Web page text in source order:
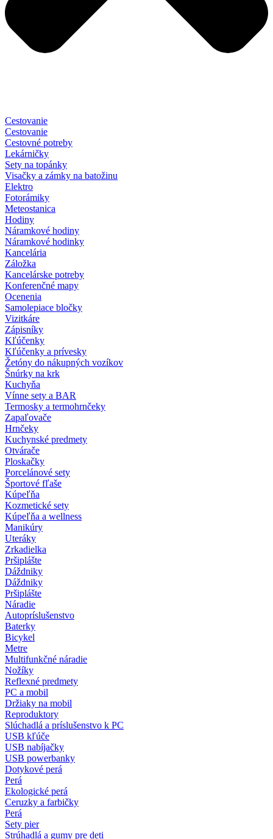
Cestovanie
Cestovanie
Cestovné potreby
Lekárničky
Sety na topánky
Visačky a zámky na batožinu
Elektro
Fotorámiky
Meteostanica
Hodiny
Náramkové hodiny
Náramkové hodinky
Kancelária
Záložka
Kancelárske potreby
Konferenčné mapy
Ocenenia
Samolepiace bločky
Vizitkáre
Zápisníky
Kľúčenky
Kľúčenky a prívesky
Žetóny do nákupných vozíkov
Šnúrky na krk
Kuchyňa
Vínne sety a BAR
Termosky a termohrnčeky
Zapaľovače
Hrnčeky
Kuchynské predmety
Otvárače
Ploskačky
Porcelánové sety
Športové fľaše
Kúpeľňa
Kozmetické sety
Kúpeľňa a wellness
Manikúry
Uteráky
Zrkadielka
Pršiplášte
Dáždniky
Dáždniky
Pršiplášte
Náradie
Autopríslušenstvo
Baterky
Bicykel
Metre
Multifunkčné náradie
Nožíky
Reflexné predmety
PC a mobil
Držiaky na mobil
Reproduktory
Slúchadlá a príslušenstvo k PC
USB kľúče
USB nabíjačky
USB powerbanky
Dotykové perá
Perá
Ekologické perá
Ceruzky a farbičky
Perá
Sety pier
Strúhadlá a gumy pre deti